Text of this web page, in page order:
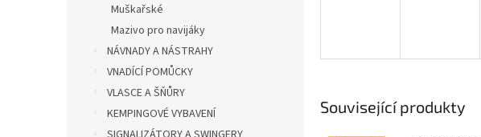
Muškařské
Mazivo pro navijáky
NÁVNADY A NÁSTRAHY
VNADÍCÍ POMŮCKY
VLASCE A ŠŇŮRY
KEMPINGOVÉ VYBAVENÍ
Související produkty